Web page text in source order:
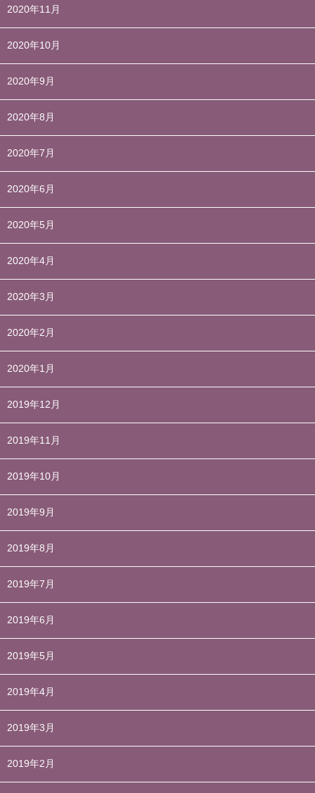
2020年11月
2020年10月
2020年9月
2020年8月
2020年7月
2020年6月
2020年5月
2020年4月
2020年3月
2020年2月
2020年1月
2019年12月
2019年11月
2019年10月
2019年9月
2019年8月
2019年7月
2019年6月
2019年5月
2019年4月
2019年3月
2019年2月